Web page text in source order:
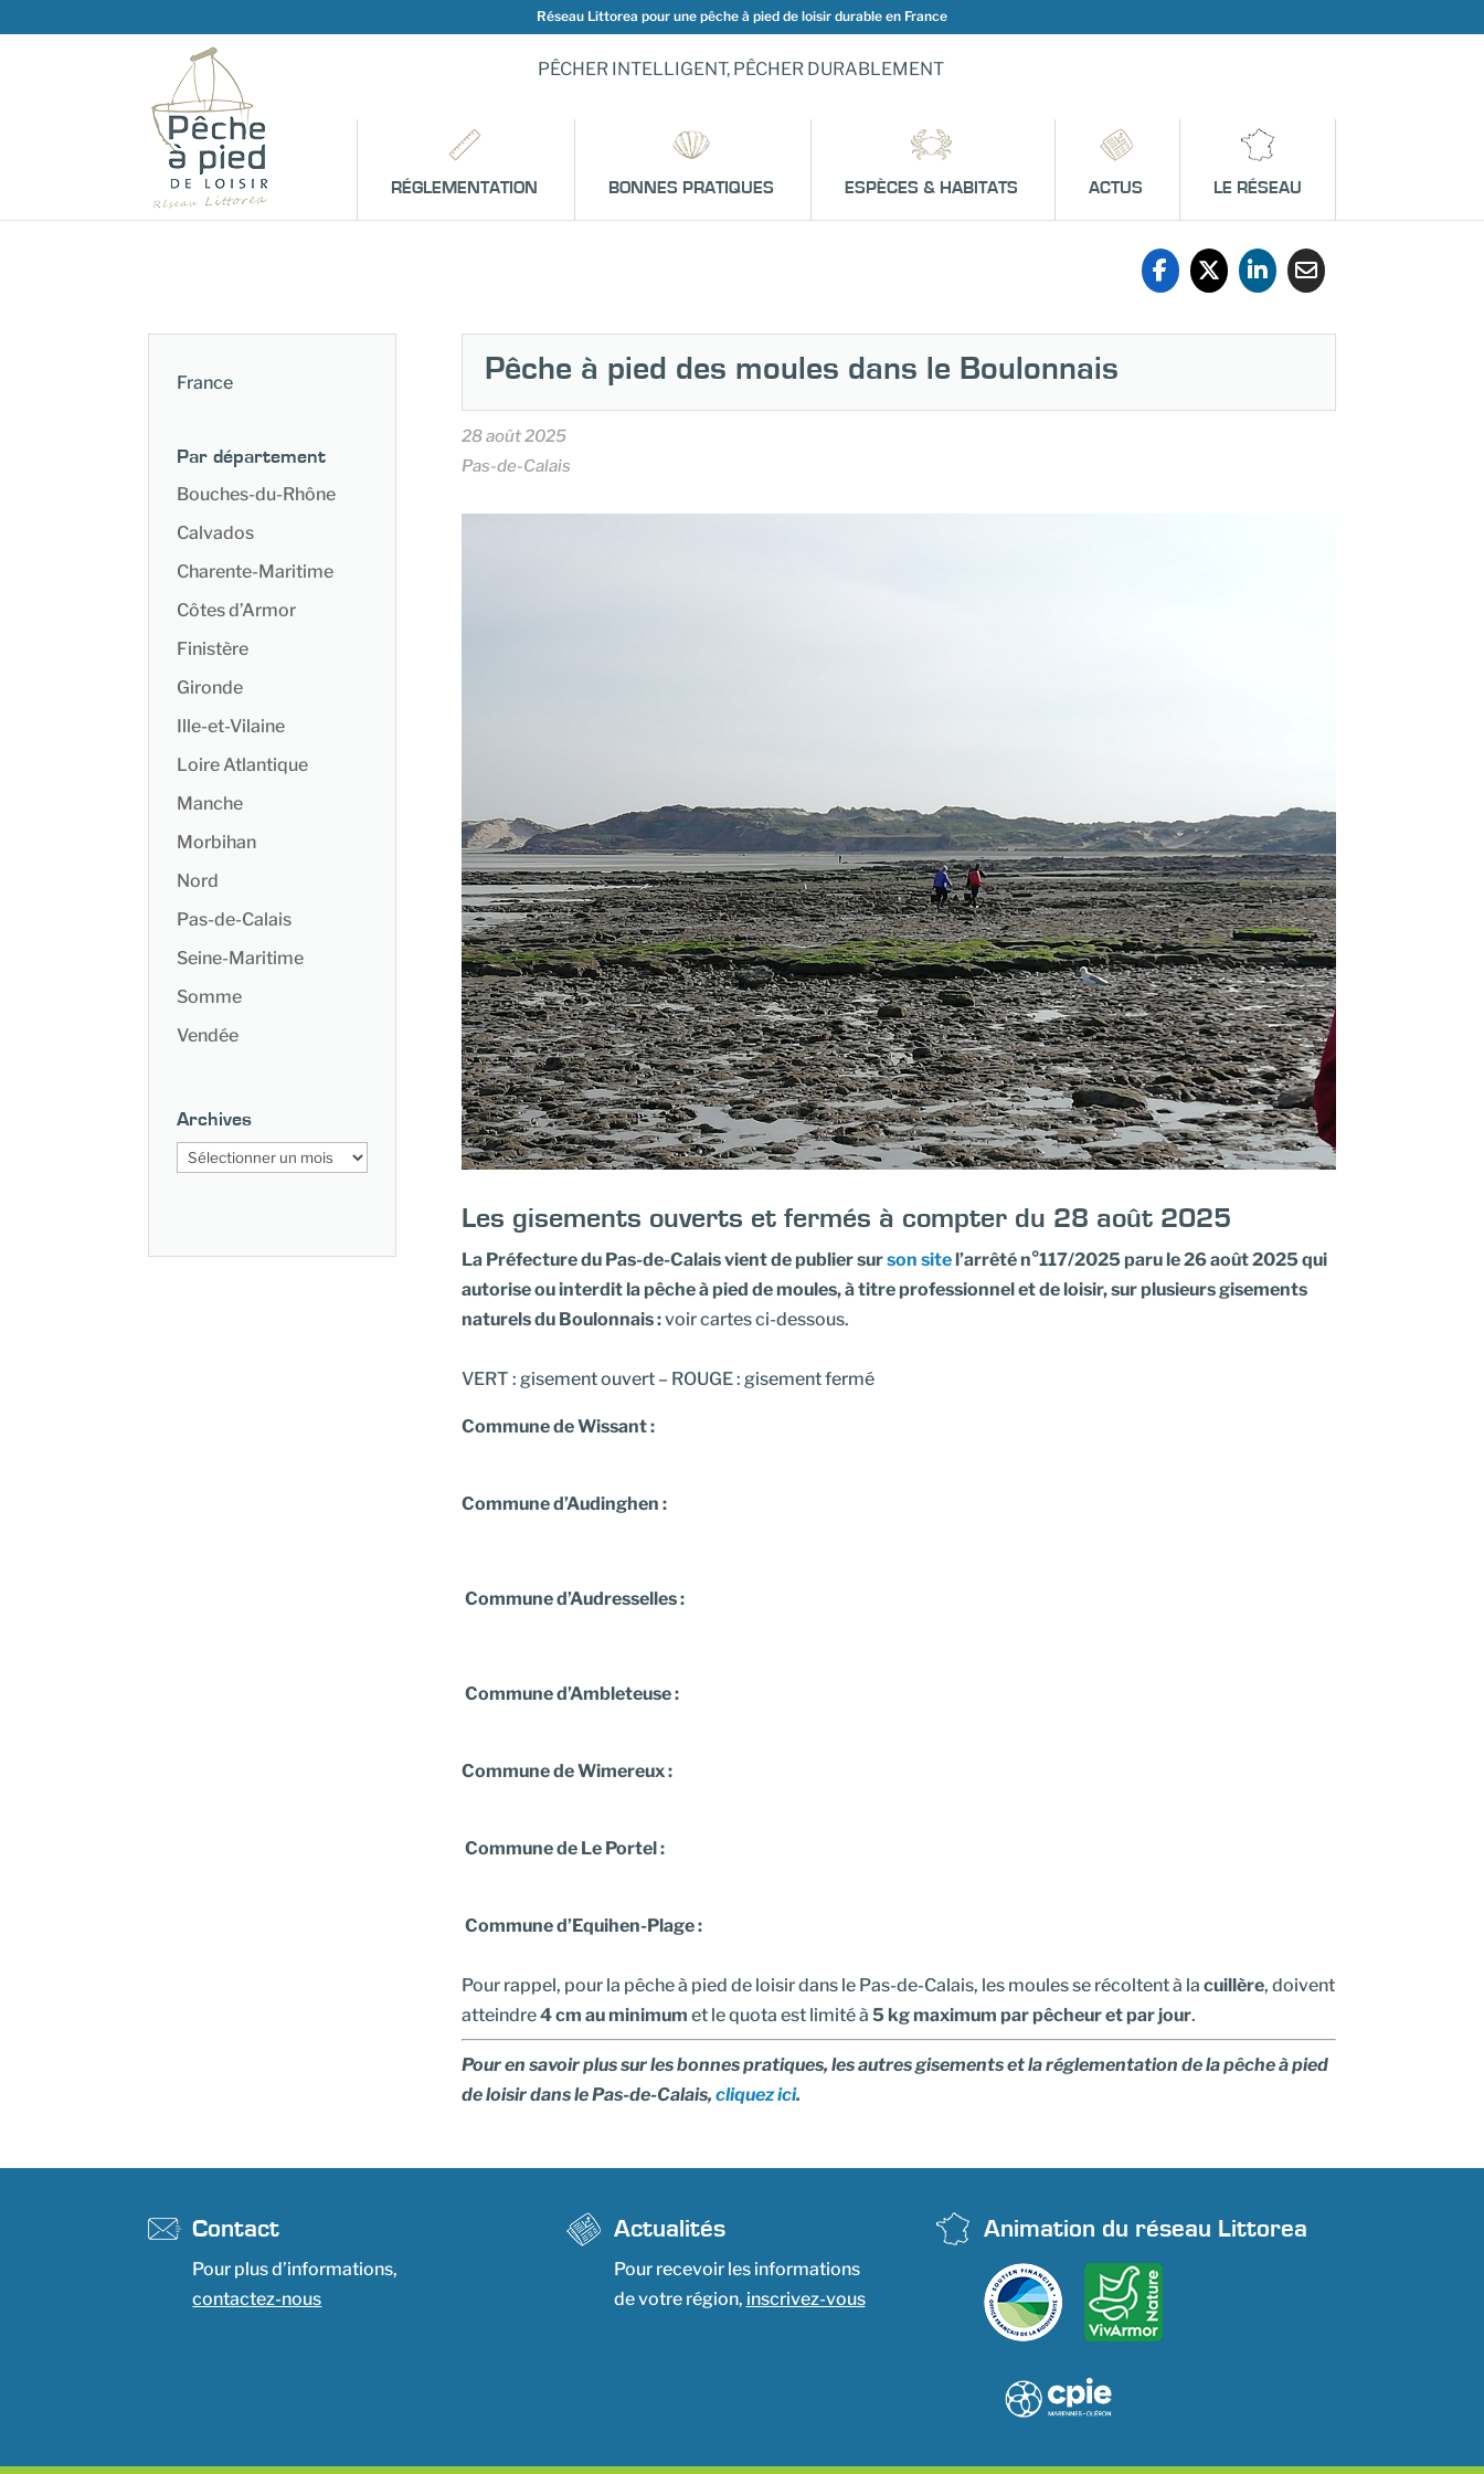
Réseau Littorea pour une pêche à pied de loisir durable en France
PÊCHER INTELLIGENT, PÊCHER DURABLEMENT
RÉGLEMENTATION BONNES PRATIQUES ESPÈCES & HABITATS ACTUS LE RÉSEAU
France
Par département
Bouches-du-Rhône
Calvados
Charente-Maritime
Côtes d’Armor
Finistère
Gironde
Ille-et-Vilaine
Loire Atlantique
Manche
Morbihan
Nord
Pas-de-Calais
Seine-Maritime
Somme
Vendée
Archives
Archives
Pêche à pied des moules dans le Boulonnais
28 août 2025
Pas-de-Calais
Les gisements ouverts et fermés à compter du 28 août 2025
La Préfecture du Pas-de-Calais vient de publier surson sitel’arrêté n°117/2025 paru le 26 août 2025 qui
autorise ou interdit la pêche à pied de moules, à titre professionnel et de loisir, sur plusieurs gisements
naturels du Boulonnais :voir cartes ci-dessous.
VERT : gisement ouvert – ROUGE : gisement fermé
Commune de Wissant :
Commune d’Audinghen :
Commune d’Audresselles :
Commune d’Ambleteuse :
Commune de Wimereux :
Commune de Le Portel :
Commune d’Equihen-Plage :
Pour rappel, pour la pêche à pied de loisir dans le Pas-de-Calais, les moules se récoltent à la cuillère, doivent
atteindre4 cm au minimum et le quota est limité à 5 kg maximum par pêcheur et par jour.
Pour en savoir plus sur les bonnes pratiques, les autres gisements et la réglementation de la pêche à pied
de loisir dans le Pas-de-Calais, cliquez ici.
Contact
Pour plus d’informations,
contactez-nous
Actualités
Pour recevoir les informations
de votre région, inscrivez-vous
Animation du réseau Littorea